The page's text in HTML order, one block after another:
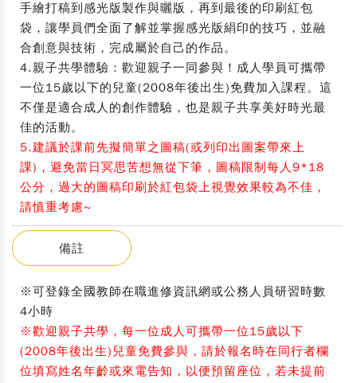
手繪打稿到感光版製作與曬版，再到最後的印刷紅包
袋，讓學員們全面了解並掌握感光版絹印的技巧，並融
合創意與技術，完成屬於自己的作品。
4.親子共學體驗：歡迎親子一同參與！成人學員可攜帶
一位15歲以下的兒童(2008年後出生)免費加入課程。這
不僅是適合成人的創作體驗，也是親子共享美好時光最
佳的活動。
5.建議於課前先擬簡單之圖稿(或列印出圖案帶來上
課)，避免當日冥思苦想無從下筆，圖稿限制每人9*18
公分，過大的圖稿印刷於紅包袋上視覺效果較為不佳，
請慎重考慮~
備註
※可登錄全國教師在職進修資訊網或公務人員研習時數
4小時
※歡迎親子共學，每一位成人可攜帶一位15歲以下
(2008年後出生)兒童免費參與，請於報名時在同行者欄
位填寫姓名年齡或來電告知，以便預留座位，若未提前